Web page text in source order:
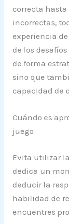
correcta hasta
incorrectas,
experiencia
de los
de forma
sino que
capacidad de
Cuándo es
juego
Evita utilizar
dedica un
deducir la
habilidad de
encuentres